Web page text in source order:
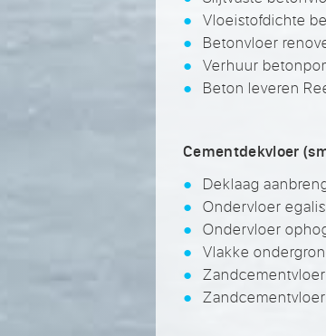
Vloeistofdichte
Betonvloer
Verhuur
Beton leveren
Cementdekvloer
Deklaag
Ondervloer
Ondervloer
Vlakke